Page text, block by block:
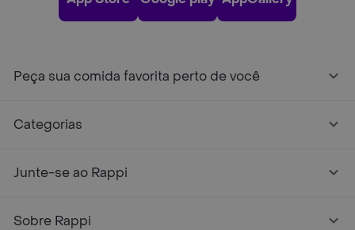
Peça sua comida favorita perto de você
Categorias
Junte-se ao Rappi
Sobre Rappi